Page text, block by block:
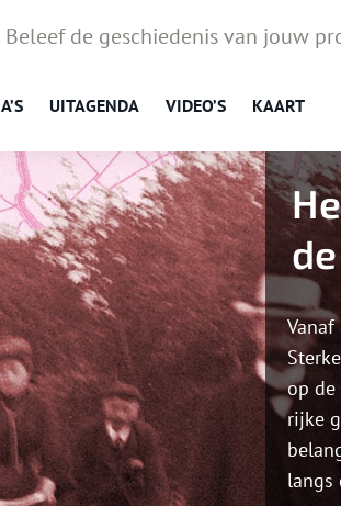
Beleef de geschiedenis van jouw
UITAGENDA VIDEO’S KAART
op de
rijke
langs